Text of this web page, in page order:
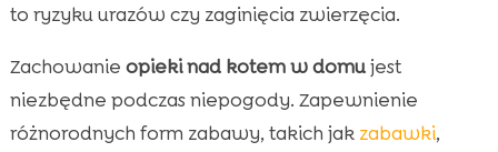
to ryzyku urazów czy zaginięcia zwierzęcia.
Zachowanie opieki nad kotem w domujest
niezbędne podczas niepogody. Zapewnienie
różnorodnych form zabawy, takich jak zabawki,